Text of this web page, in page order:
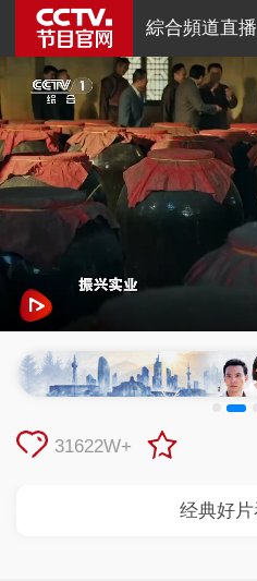
綜合頻道直播
31622W+